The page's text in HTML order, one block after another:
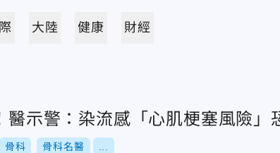
大陸 健康 財經
醫示警：染流感「心肌梗塞風險」
骨科 骨科名醫